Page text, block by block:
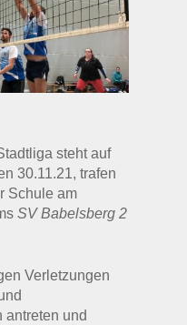
steht auf
30.11.21, trafen
Schule am
SV Babelsberg 2
Verletzungen
und